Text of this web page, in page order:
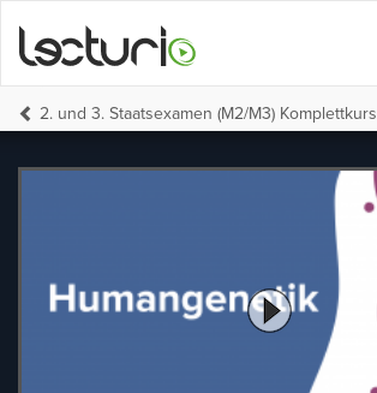
2. und 3. Staatsexamen (M2/M3) Komplettkurs